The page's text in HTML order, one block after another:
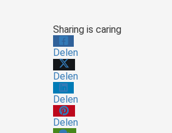
Sharing is caring
Delen
Delen
Delen
Delen